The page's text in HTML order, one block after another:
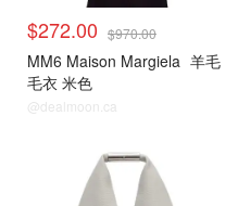
$272.00 $970.00
MM6 Maison Margiela 羊毛
毛衣 米色
@dealmoon.ca